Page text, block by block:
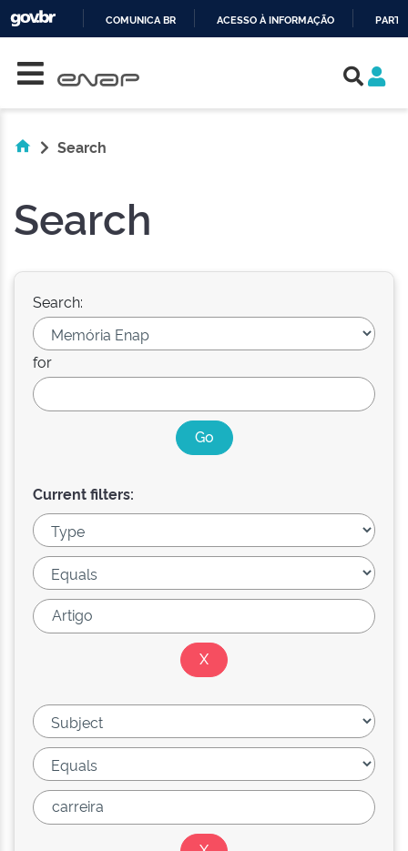
COMUNICA BR ACESSO À INFORMAÇÃO
Search
Search
Search:
for
Current filters: